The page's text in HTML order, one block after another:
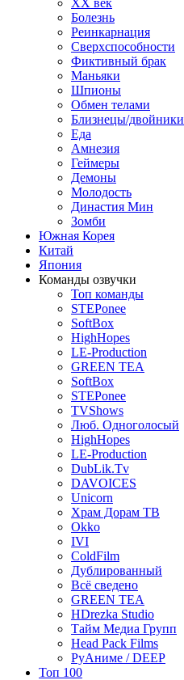
ХХ век
Болезнь
Реинкарнация
Сверхспособности
Фиктивный брак
Маньяки
Шпионы
Обмен телами
Близнецы/двойники
Еда
Амнезия
Геймеры
Демоны
Молодость
Династия Мин
Зомби
Южная Корея
Китай
Япония
Команды озвучки
Топ команды
STEPonee
SoftBox
HighHopes
LE-Production
GREEN TEA
SoftBox
STEPonee
TVShows
Люб. Одноголосый
HighHopes
LE-Production
DubLik.Tv
DAVOICES
Unicorn
Храм Дорам ТВ
Okko
IVI
ColdFilm
Дублированный
Всё сведено
GREEN TEA
HDrezka Studio
Тайм Медиа Групп
Head Pack Films
РуАниме / DEEP
Топ 100